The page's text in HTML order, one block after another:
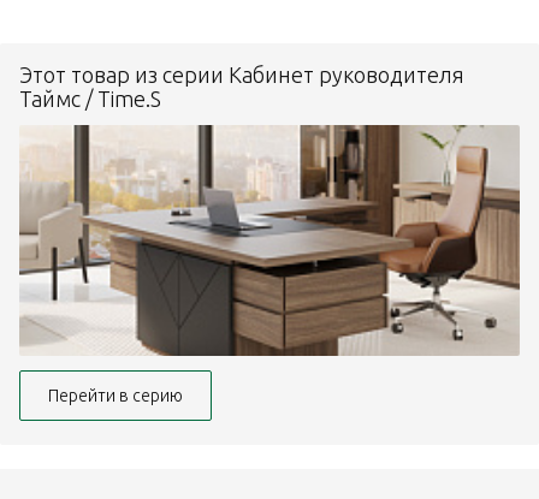
Этот товар из серии Кабинет руководителя
Таймс / Time.S
Перейти в серию